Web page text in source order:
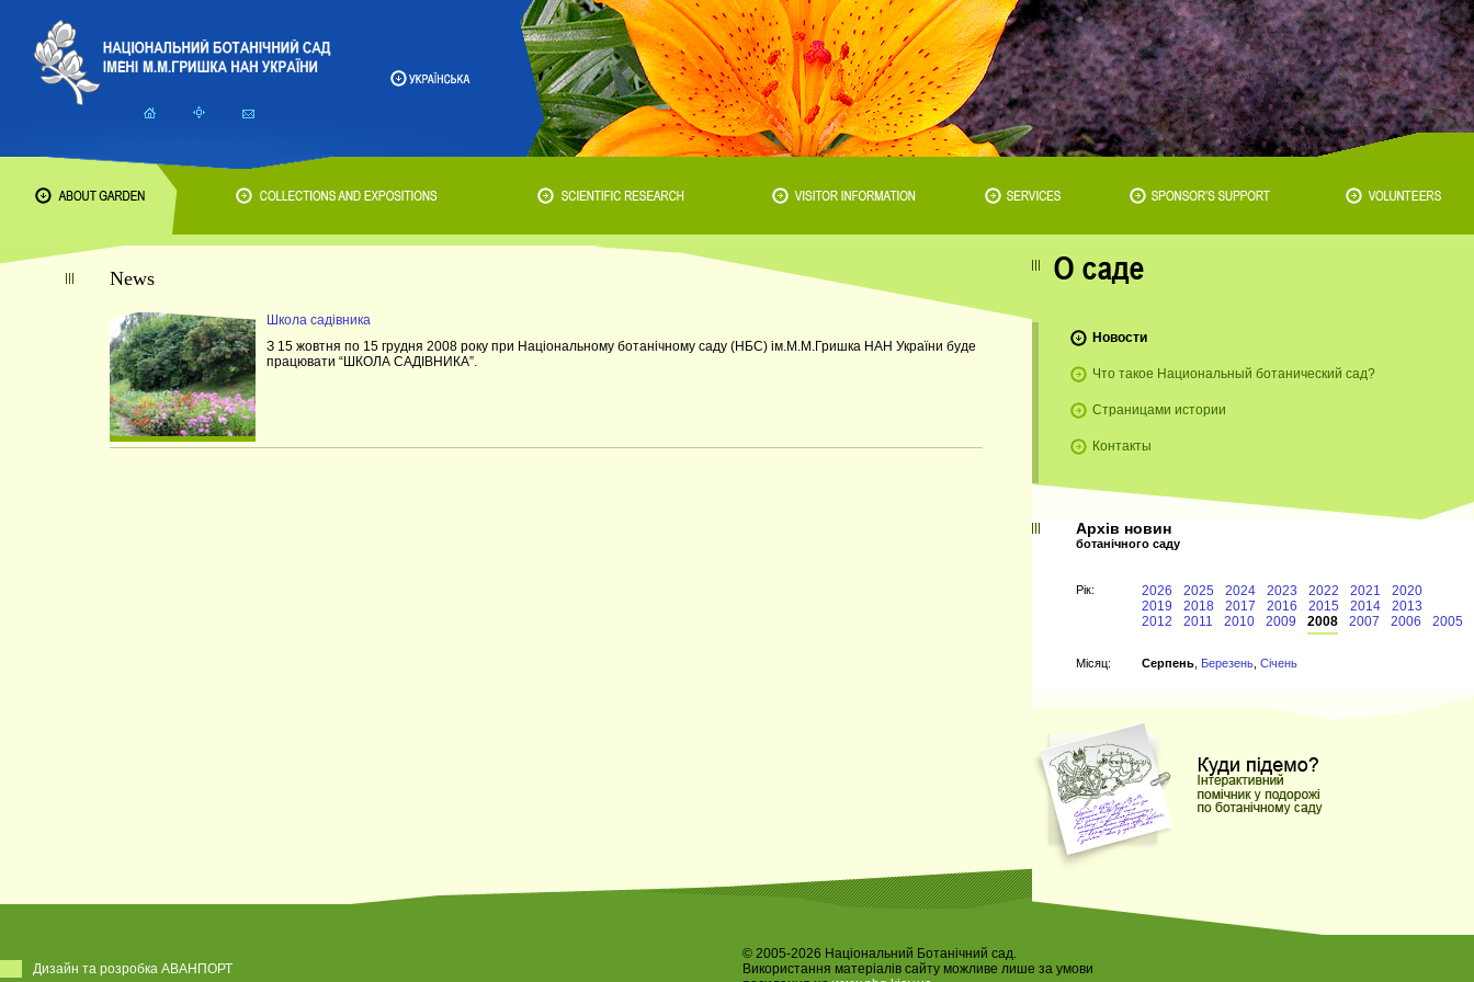
News
Школа садівника
З 15 жовтня по 15 грудня 2008 року при Національному ботанічному саду (НБС) ім.М.М.Гришка НАН України буде
працювати “ШКОЛА САДІВНИКА”.
Новости
Что такое Национальный ботанический сад?
Страницами истории
Контакты
Архів новин
ботанічного саду
Рiк: 2026 2025 2024 2023 2022 2021
2020
2019
2018 2017 2016 2015 2014
2013
2012
2011 2010 2009 2008 2007 2006 2005
Мiсяц: Серпень Березень Січень
Дизайн та розробка АВАНПОРТ
© 2005-2026 Національний Ботанічний сад.
Використання матеріалів сайту можливе лише за умови